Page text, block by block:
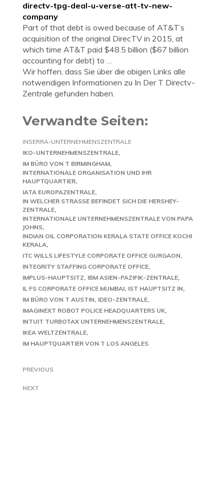
directv-tpg-deal-u-verse-att-tv-new-
company
Part of that debt is owed because of AT&T’s
acquisition of the original DirecTV in 2015, at
which time AT&T paid $48.5 billion ($67 billion
accounting for debt) to …
Wir hoffen, dass Sie über die obigen Links alle
notwendigen Informationen zu In Der T Directv-
Zentrale gefunden haben.
Verwandte Seiten:
INSERRA-UNTERNEHMENSZENTRALE
IKO-UNTERNEHMENSZENTRALE
IM BÜRO VON T BIRMINGHAM
INTERNATIONALE ORGANISATION UND IHR
HAUPTQUARTIER
IATA EUROPAZENTRALE
IN WELCHER STRASSE BEFINDET SICH DIE HERSHEY-Z
ENTRALE
INTERNATIONALE UNTERNEHMENSZENTRALE VON PAPA
JOHNS
INDIAN OIL CORPORATION KERALA STATE OFFICE KOCHI
KERALA
ITC WILLS LIFESTYLE CORPORATE OFFICE GURGAON
INTEGRITY STAFFING CORPORATE OFFICE
IMPLUS-HAUPTSITZ IBM ASIEN-PAZIFIK-ZENTRALE
IL FS CORPORATE OFFICE MUMBAI IST HAUPTSITZ IN
IM BÜRO VON T AUSTIN IDEO-ZENTRALE
IMAGINEXT ROBOT POLICE HEADQUARTERS UK
INTUIT TURBOTAX UNTERNEHMENSZENTRALE
IKEA WELTZENTRALE
IM HAUPTQUARTIER VON T LOS ANGELES
PREVIOUS
NEXT